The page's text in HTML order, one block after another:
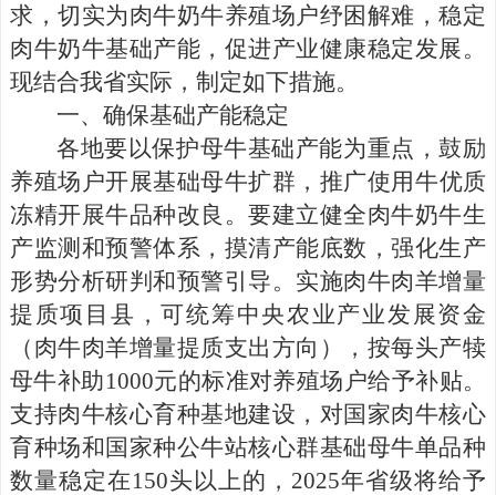
求 ，切实为肉牛奶牛养殖场户纾困解难，稳定
肉牛奶牛基础产能，促进产业健康稳定发展。
现结合我省实际，制定如下措施。
一、确保基础产能稳定
各地要以保护母牛基础产能为重点，鼓励
养殖场户开展基础母牛扩群 ，推广使用牛优质
冻精开展牛品种改良 。要建立健全肉牛奶牛生
产监测和预警体系，摸清产能底数，强化生产
形势分析研判和预警引导。 实施肉牛肉羊增量
提质项目县，可统筹中央农业产业发展资金
（肉牛肉羊增量提质支出方向）
， 按每头产犊
母牛补助1000元的标准对养殖场户给予补贴。
支持肉牛核心育种基地建设，对国家肉牛核心
育种场和国家种公牛站核心群基础母牛单品种
数量稳定在150头以上的， 2025年省级将给予